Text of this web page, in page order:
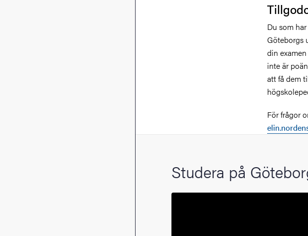
Du som
Göteborgs
din
inte är
att få dem
För frågor
Studera på